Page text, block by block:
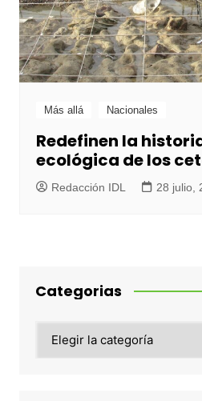
Más allá Nacionales
Redefinen la
ecológica de los
Redacción IDL 28 julio,
Categorias